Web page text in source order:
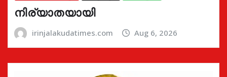
നിര്യാതയായി
irinjalakudatimes.com Aug 6, 2026